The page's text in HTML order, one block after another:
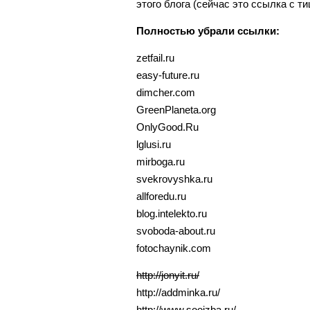
этого блога (сейчас это ссылка с
Полностью убрали ссылки:
zetfail.ru
easy-future.ru
dimcher.com
GreenPlaneta.org
OnlyGood.Ru
lglusi.ru
mirboga.ru
svekrovyshka.ru
allforedu.ru
blog.intelekto.ru
svoboda-about.ru
fotochaynik.com
http://jonyit.ru/
http://addminka.ru/